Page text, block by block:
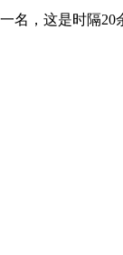
名，这是时隔